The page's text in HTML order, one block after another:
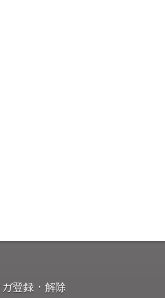
ガ登録・解除